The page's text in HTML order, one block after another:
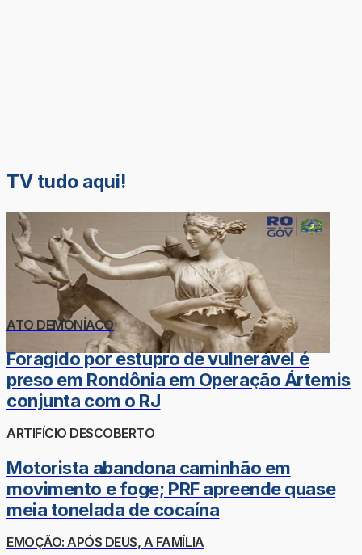
TV tudo aqui!
ATO DEMONÍACO
Foragido por estupro de vulnerável é
preso em Rondônia em Operação Ártemis
conjunta com o RJ
ARTIFÍCIO DESCOBERTO
Motorista abandona caminhão em
movimento e foge; PRF apreende quase
meia tonelada de cocaína
EMOÇÃO: APÓS DEUS, A FAMÍLIA